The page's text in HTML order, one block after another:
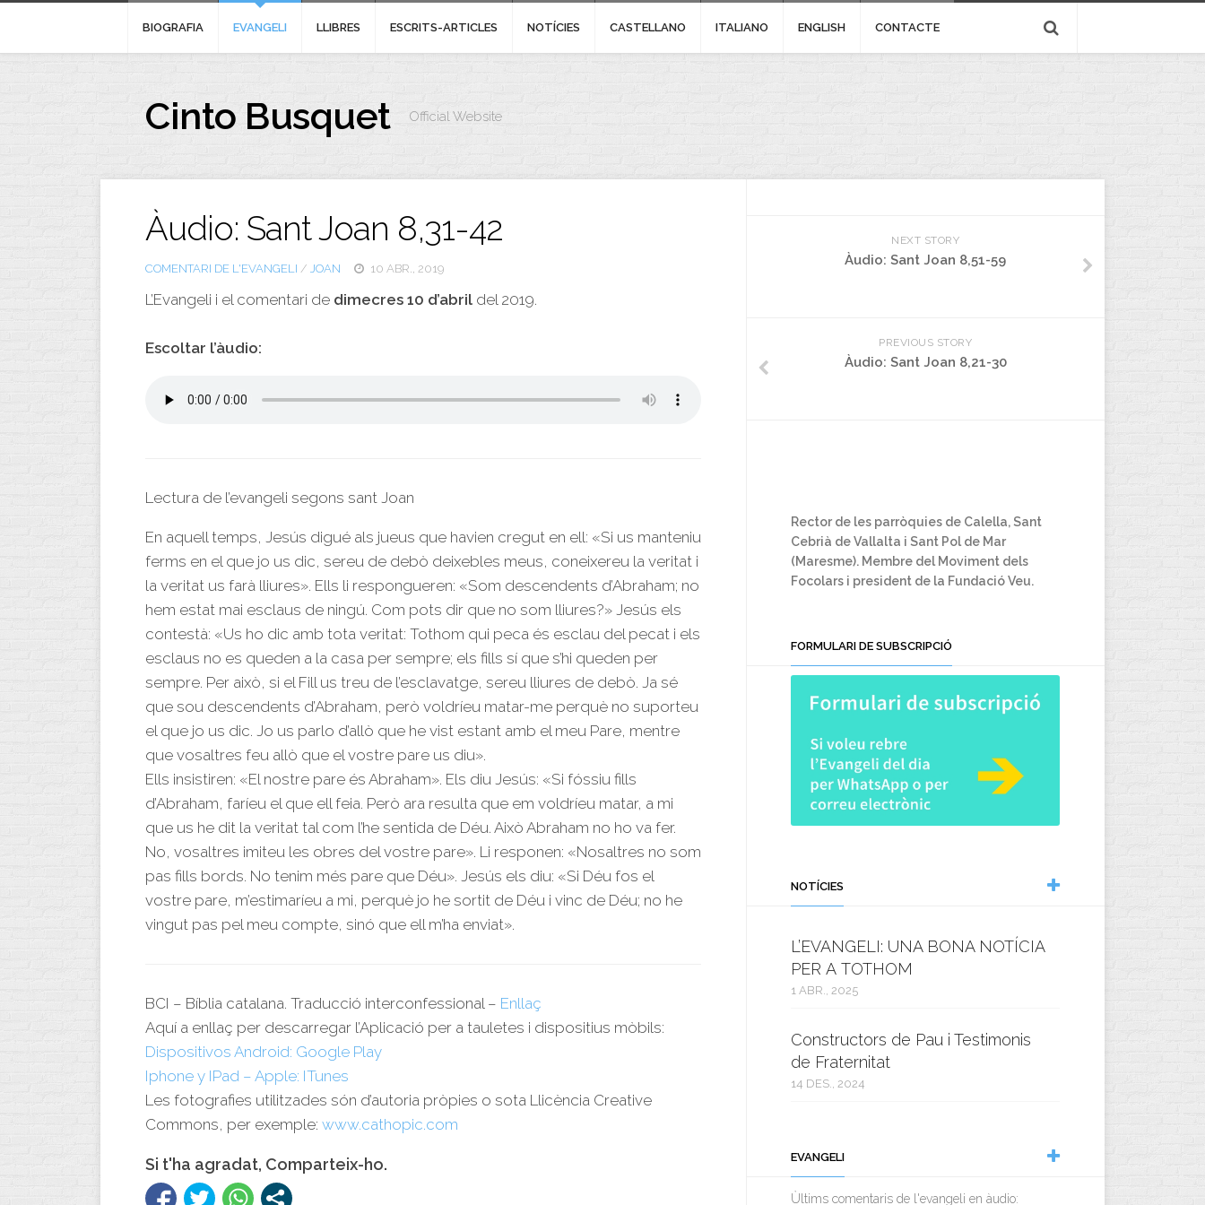
BIOGRAFIA EVANGELI LLIBRES ESCRITS-ARTICLES NOTÍCIES CASTELLANO ITALIANO ENGLISH CONTACTE
Cinto Busquet Official Website
Àudio: Sant Joan 8,31-42
COMENTARI DE L'EVANGELI / JOAN 10 ABR., 2019
L’Evangeli i el comentari de dimecres 10 d’abril del 2019.
Escoltar l’àudio:
Lectura de l’evangeli segons sant Joan
En aquell temps, Jesús digué als jueus que havien cregut en ell: «Si us manteniu
ferms en el que jo us dic, sereu de debò deixebles meus, coneixereu la veritat i
la veritat us farà lliures». Ells li respongueren: «Som descendents d’Abraham; no
hem estat mai esclaus de ningú. Com pots dir que no som lliures?» Jesús els
contestà: «Us ho dic amb tota veritat: Tothom qui peca és esclau del pecat i els
esclaus no es queden a la casa per sempre; els fills sí que s’hi queden per
sempre. Per això, si el Fill us treu de l’esclavatge, sereu lliures de debò. Ja sé
que sou descendents d’Abraham, però voldríeu matar-me perquè no suporteu
el que jo us dic. Jo us parlo d’allò que he vist estant amb el meu Pare, mentre
que vosaltres feu allò que el vostre pare us diu».
Ells insistiren: «El nostre pare és Abraham». Els diu Jesús: «Si fóssiu fills
d’Abraham, faríeu el que ell feia. Però ara resulta que em voldríeu matar, a mi
que us he dit la veritat tal com l’he sentida de Déu. Això Abraham no ho va fer.
No, vosaltres imiteu les obres del vostre pare». Li responen: «Nosaltres no som
pas fills bords. No tenim més pare que Déu». Jesús els diu: «Si Déu fos el
vostre pare, m’estimaríeu a mi, perquè jo he sortit de Déu i vinc de Déu; no he
vingut pas pel meu compte, sinó que ell m’ha enviat».
BCI – Bíblia catalana. Traducció interconfessional – Enllaç
Aquí a enllaç per descarregar l’Aplicació per a tauletes i dispositius mòbils:
Dispositivos Android: Google Play
Iphone y IPad – Apple: ITunes
Les fotografies utilitzades són d’autoria pròpies o sota Llicència Creative
Commons, per exemple: www.cathopic.com
Si t'ha agradat, Comparteix-ho.
NEXT STORY
Àudio: Sant Joan 8,51-59
PREVIOUS STORY
Àudio: Sant Joan 8,21-30
Rector de les parròquies de Calella, Sant
Cebrià de Vallalta i Sant Pol de Mar
(Maresme). Membre del Moviment dels
Focolars i president de la Fundació Veu.
FORMULARI DE SUBSCRIPCIÓ
NOTÍCIES
L’EVANGELI: UNA BONA NOTÍCIA
PER A TOTHOM
1 ABR., 2025
Constructors de Pau i Testimonis
de Fraternitat
14 DES., 2024
EVANGELI
Ùltims comentaris de l'evangeli en àudio: